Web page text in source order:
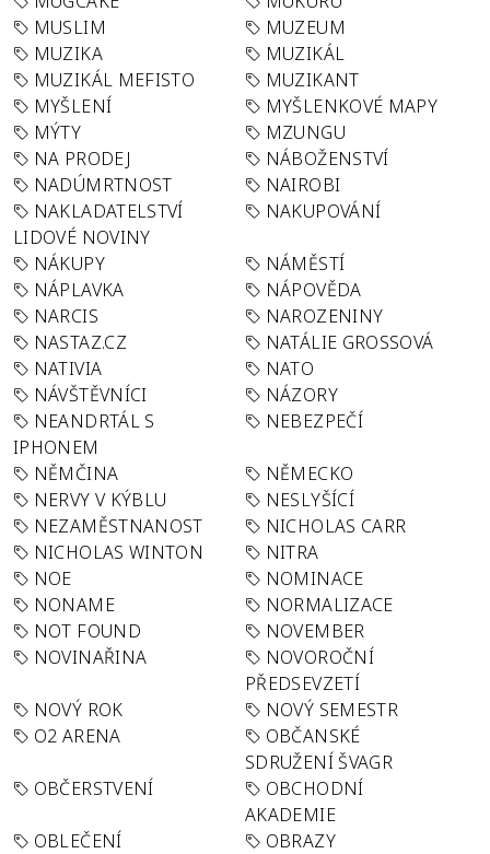
MUSLIM
MUZEUM
MUZIKA
MUZIKÁL
MUZIKÁL MEFISTO
MUZIKANT
MYŠLENÍ
MYŠLENKOVÉ MAPY
MÝTY
MZUNGU
NA PRODEJ
NÁBOŽENSTVÍ
NADÚMRTNOST
NAIROBI
NAKLADATELSTVÍ
LIDOVÉ NOVINY
NAKUPOVÁNÍ
NÁKUPY
NÁMĚSTÍ
NÁPLAVKA
NÁPOVĚDA
NARCIS
NAROZENINY
NASTAZ.CZ
NATÁLIE GROSSOVÁ
NATIVIA
NATO
NÁVŠTĚVNÍCI
NÁZORY
NEANDRTÁL S
IPHONEM
NEBEZPEČÍ
NĚMČINA
NĚMECKO
NERVY V KÝBLU
NESLYŠÍCÍ
NEZAMĚSTNANOST
NICHOLAS CARR
NICHOLAS WINTON
NITRA
NOE
NOMINACE
NONAME
NORMALIZACE
NOT FOUND
NOVEMBER
NOVINAŘINA
NOVOROČNÍ
PŘEDSEVZETÍ
NOVÝ ROK
NOVÝ SEMESTR
O2 ARENA
OBČANSKÉ
SDRUŽENÍ ŠVAGR
OBČERSTVENÍ
OBCHODNÍ
AKADEMIE
OBLEČENÍ
OBRAZY